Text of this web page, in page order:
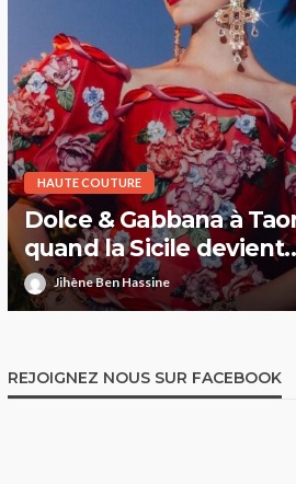
HAUTE COUTURE
Dolce & Gabbana à
quand la Sicile devient
l’Olympe
Jihène Ben Hassine
REJOIGNEZ NOUS SUR FACEBOOK